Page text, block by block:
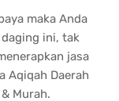
maka Anda
ini, tak
jasa
Aqiqah Daerah
Murah.